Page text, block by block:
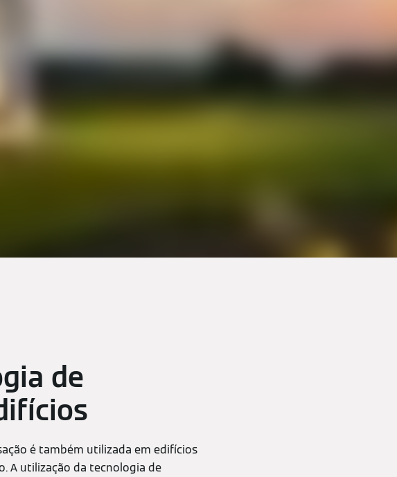
de
é também utilizada em edifícios
A utilização da tecnologia de